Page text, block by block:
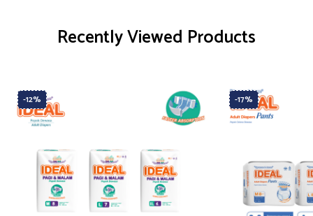
Recently Viewed Products
-12% -17%